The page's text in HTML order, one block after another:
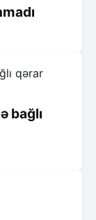
bağlı